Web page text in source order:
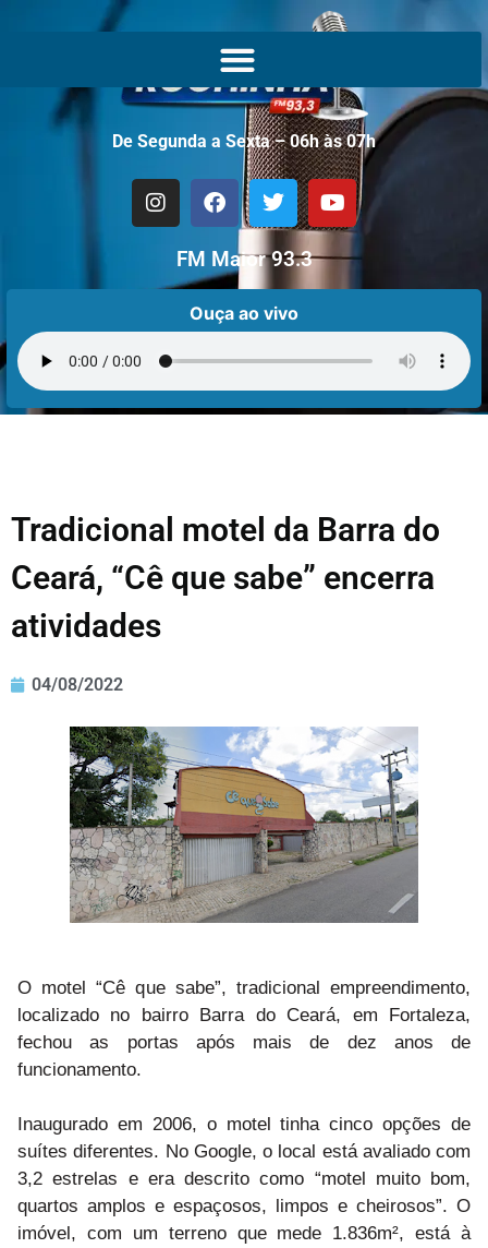
De Segunda a Sexta – 06h às 07h
FM Maior 93.3
Ouça ao vivo
Tradicional motel da Barra do
Ceará, “Cê que sabe” encerra
atividades
04/08/2022
O motel “Cê que sabe”, tradicional empreendimento,
localizado no bairro Barra do Ceará, em Fortaleza,
fechou as portas após mais de dez anos de
funcionamento.
Inaugurado em 2006, o motel tinha cinco opções de
suítes diferentes. No Google, o local está avaliado com
3,2 estrelas e era descrito como “motel muito bom,
quartos amplos e espaçosos, limpos e cheirosos”. O
imóvel, com um terreno que mede 1.836m², está à